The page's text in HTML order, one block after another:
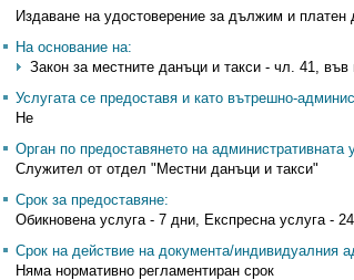
Издаване на удостоверение за дължим и платен
На основание на:
Закон за местните данъци и такси - чл. 41,
Услугата се предоставя и като вътрешно-
Не
Орган по предоставянето на административната
Служител от отдел "Местни данъци и такси"
Срок за предоставяне:
Обикновена услуга - 7 дни, Експресна услуга -
Срок на действие на документа/индивидуалния
Няма нормативно регламентиран срок